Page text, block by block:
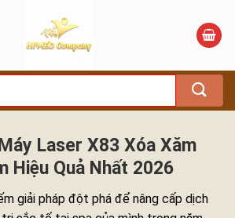
Laser X83 Xóa Xăm
Hiệu Quả Nhất 2026
giải pháp đột phá để nâng cấp dịch